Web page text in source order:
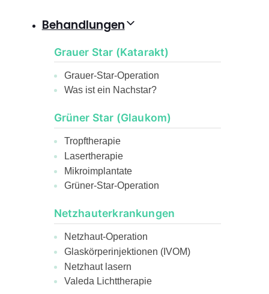
Behandlungen
Grauer Star (Katarakt)
Grauer-Star-Operation
Was ist ein Nachstar?
Grüner Star (Glaukom)
Tropftherapie
Lasertherapie
Mikroimplantate
Grüner-Star-Operation
Netzhauterkrankungen
Netzhaut-Operation
Glaskörperinjektionen (IVOM)
Netzhaut lasern
Valeda Lichttherapie